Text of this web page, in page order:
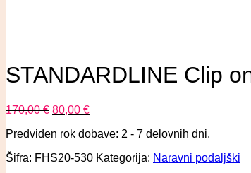
STANDARDLINE Clip
170,00€ 80,00 €
Predviden rok dobave: 2 - 7 delovnih dni.
Šifra: FHS20-530 Kategorija: Naravni podaljški